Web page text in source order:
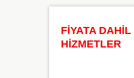
FİYATA
HİZMETLER